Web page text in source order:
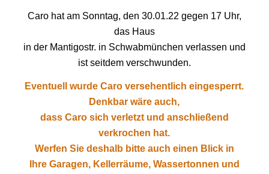
Caro hat am Sonntag, den 30.01.22 gegen 17 Uhr,
das Haus
in der Mantigostr. in Schwabmünchen verlassen und
ist seitdem verschwunden.
Eventuell wurde Caro versehentlich eingesperrt.
Denkbar wäre auch,
dass Caro sich verletzt und anschließend
verkrochen hat.
Werfen Sie deshalb bitte auch einen Blick in
Ihre Garagen, Kellerräume, Wassertonnen und